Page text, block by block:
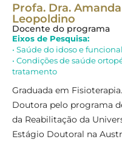
Profa. Dra.
Leopoldino
Docente do programa
Eixos de Pesquisa:
• Saúde do idoso e
• Condições de saúde
tratamento
Graduada em
Doutora pelo programa
da Reabilitação da
Estágio Doutoral na